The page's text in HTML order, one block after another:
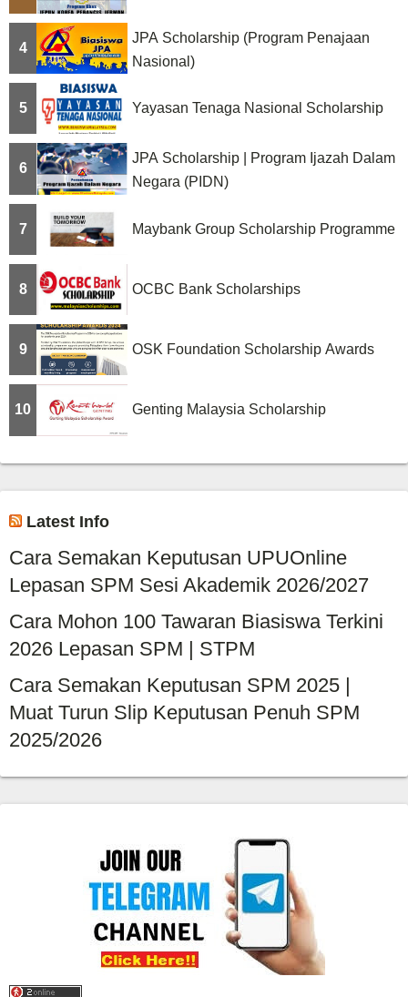
4
JPA Scholarship (Program Penajaan
Nasional)
5 Yayasan Tenaga Nasional Scholarship
6
JPA Scholarship | Program Ijazah Dalam
Negara (PIDN)
7 Maybank Group Scholarship Programme
8 OCBC Bank Scholarships
9 OSK Foundation Scholarship Awards
10 Genting Malaysia Scholarship
Latest Info
Cara Semakan Keputusan UPUOnline
Lepasan SPM Sesi Akademik 2026/2027
Cara Mohon 100 Tawaran Biasiswa Terkini
2026 Lepasan SPM | STPM
Cara Semakan Keputusan SPM 2025 |
Muat Turun Slip Keputusan Penuh SPM
2025/2026